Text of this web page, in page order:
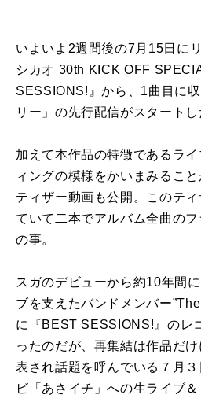
いよいよ2週間後の7月15日に
シカオ 30th KICK OFF
SESSIONS!』から、1曲目に
リー」の先行配信がスタートし
加えて本作品の特徴であるラ
ィングの模様をかいまみるこ
ティザー動画も公開。このテ
ていて二本でアルバム全曲の
の事。
スガのデビューから約10年間
ブを支えたバンドメンバー
に『BEST SESSIONS!』のレ
ったのだが、再集結は作品だ
表され話題を呼んでいる７月
ビ「あさイチ」への生ライブ